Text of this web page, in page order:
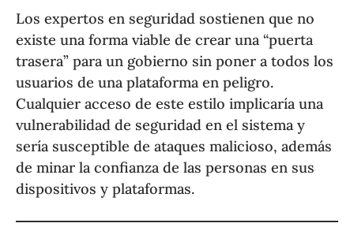
Los expertos en seguridad sostienen que no
existe una forma viable de crear una “puerta
trasera” para un gobierno sin poner a todos los
usuarios de una plataforma en peligro.
Cualquier acceso de este estilo implicaría una
vulnerabilidad de seguridad en el sistema y
sería susceptible de ataques malicioso, además
de minar la confianza de las personas en sus
dispositivos y plataformas.